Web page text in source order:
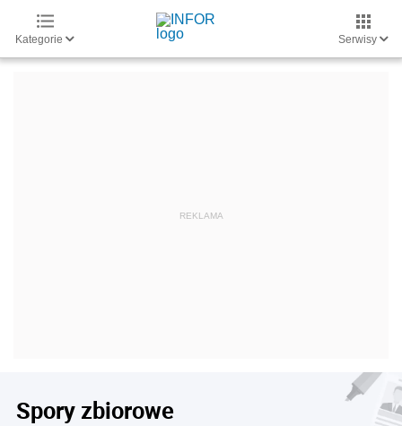
Kategorie Serwisy
Spory zbiorowe